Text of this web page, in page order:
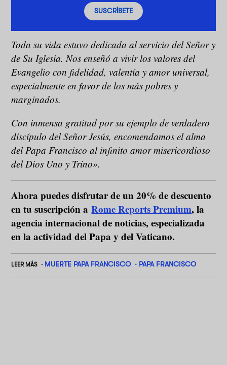
SUSCRÍBETE
Toda su vida estuvo dedicada al servicio del Señor y
de Su Iglesia. Nos enseñó a vivir los valores del
Evangelio con fidelidad, valentía y amor universal,
especialmente en favor de los más pobres y
marginados.
Con inmensa gratitud por su ejemplo de verdadero
discípulo del Señor Jesús, encomendamos el alma
del Papa Francisco al infinito amor misericordioso
del Dios Uno y Trino».
Ahora puedes disfrutar de un 20% de descuento
en tu suscripción aRome Reports Premium, la
agencia internacional de noticias, especializada
en la actividad del Papa y del Vaticano.
LEER MÁS MUERTE PAPA FRANCISCO PAPA FRANCISCO